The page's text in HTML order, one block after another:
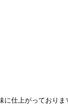
仕上がっておりま